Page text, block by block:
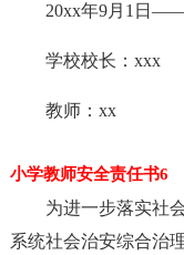
20xx年9月1日
学校校长：xxx
教师：xx
小学教师安全责任书6
为进一步落实社
系统社会治安综合治